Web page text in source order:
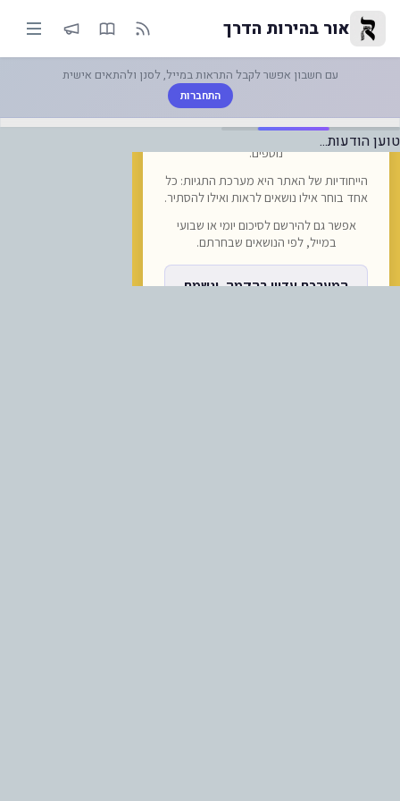
נסיעת ההמונים החלה.
אור בהירות הדרך
עם חשבון אפשר לקבל התראות במייל, לסנן ולהתאים אישית
התחברות
טוען הודעות...